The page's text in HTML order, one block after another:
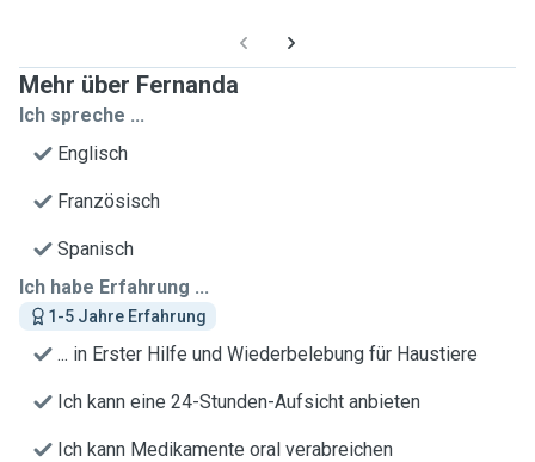
Mehr über Fernanda
Ich spreche ...
Englisch
Französisch
Spanisch
Ich habe Erfahrung ...
1-5 Jahre Erfahrung
... in Erster Hilfe und Wiederbelebung für Haustiere
Ich kann eine 24-Stunden-Aufsicht anbieten
Ich kann Medikamente oral verabreichen